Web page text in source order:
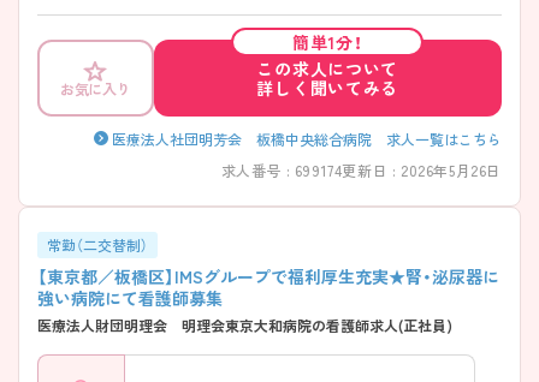
たい方まで幅広い方にオススメできます！ ご興味ある方には、面接対策
ポイントなど、さらに詳細をお話しいたしますのでお気軽にご相談くだ
お気に入り
簡単1分！
この求人について
詳しく聞いてみる
医療法人社団明芳会 板橋中央総合病院 求人一覧はこちら
求人番号 : 699174更新日 : 2026年5月26日
常勤（二交替制）
【東京都／板橋区】IMSグループで福利厚生充実★腎・泌尿器に
強い病院にて看護師募集
医療法人財団明理会 明理会東京大和病院の看護師求人(正社員)